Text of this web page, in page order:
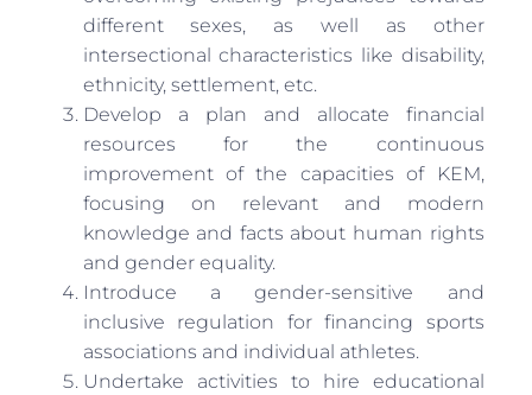
different sexes, as well as other
intersectional characteristics like disability,
ethnicity, settlement, etc.
Develop a plan and allocate financial
resources for the continuous
improvement of the capacities of KEM,
focusing on relevant and modern
knowledge and facts about human rights
and gender equality.
Introduce a gender-sensitive and
inclusive regulation for financing sports
associations and individual athletes.
Undertake activities to hire educational